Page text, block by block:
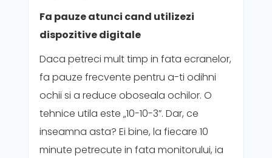
Fa pauze atunci cand utilizezi
dispozitive digitale
Daca petreci mult timp in fata ecranelor,
fa pauze frecvente pentru a-ti odihni
ochii si a reduce oboseala ochilor. O
tehnice utila este „10-10-3”. Dar, ce
inseamna asta? Ei bine, la fiecare 10
minute petrecute in fata monitorului, ia